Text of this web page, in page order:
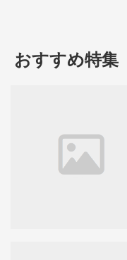
おすすめ特集